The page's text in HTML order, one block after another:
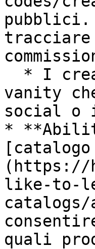
pubblici.
vanity
social o
*
(https://
like-to-
catalogs/
quali